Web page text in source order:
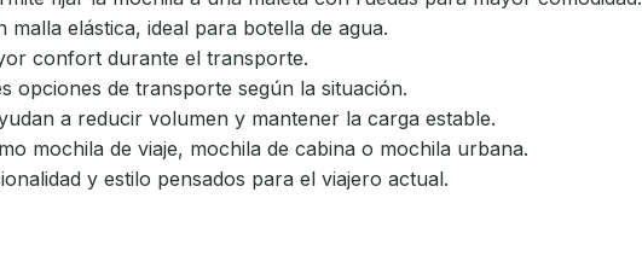
malla elástica, ideal para botella de agua.
confort durante el transporte.
opciones de transporte según la situación.
a reducir volumen y mantener la carga estable.
mochila de viaje, mochila de cabina o mochila urbana.
y estilo pensados para el viajero actual.